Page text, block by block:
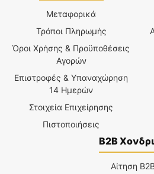
Μεταφορικά
Τρόποι Πληρωμής
Όροι Χρήσης & Προϋποθέσεις
Αγορών
Επιστροφές & Υπαναχώρηση
14 Ημερών
Στοιχεία Επιχείρησης
Πιστοποιήσεις
B2B
Αίτηση